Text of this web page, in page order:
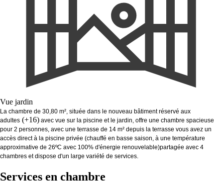
Vue jardin
La chambre de 30,80 m², située dans le nouveau bâtiment réservé aux
adultes (+16) avec vue sur la piscine et le jardin, offre une chambre spacieuse
pour 2 personnes, avec une terrasse de 14 m² depuis la terrasse vous avez un
accès direct à la piscine privée (chauffé en basse saison, à une température
approximative de 26ºC avec 100% d'énergie renouvelable)partagée avec 4
chambres et dispose d'un large variété de services.
Services en chambre